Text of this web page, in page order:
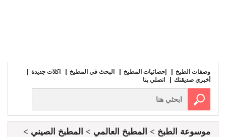
وصفات الطبخ إحصائيات المطبخ البحث في المطبخ
اكلات جديدة
أخبري صديقتك
اتصلي بنا
موسوعة الطبخ المطبخ العالمي
المطبخ الصيني